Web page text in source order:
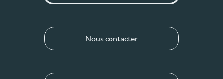
Nous contacter